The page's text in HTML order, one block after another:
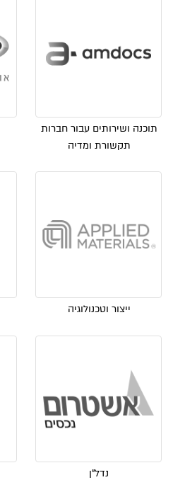
תוכנה ושירותים עבור חברות
תקשורת ומדיה
ייצור וטכנולוגיה
נדל"ן